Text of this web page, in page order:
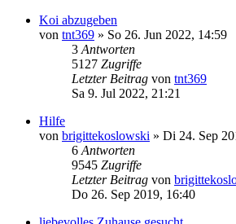
Koi abzugeben
von tnt369 » So 26. Jun 2022, 14:59
3 Antworten
5127 Zugriffe
Letzter Beitrag von tnt369
Sa 9. Jul 2022, 21:21
Hilfe
von brigittekoslowski » Di 24. Sep
6 Antworten
9545 Zugriffe
Letzter Beitrag von
Do 26. Sep 2019, 16:40